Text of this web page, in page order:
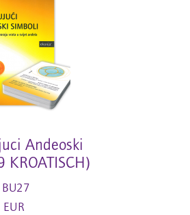
Andeoski